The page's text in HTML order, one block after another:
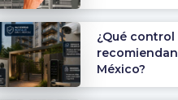
¿Qué
México?